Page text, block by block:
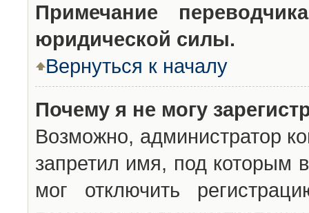
Примечание
юридической силы.
Вернуться к началу
Почему я не могу
Возможно, администратор
запретил имя, под которым
мог отключить